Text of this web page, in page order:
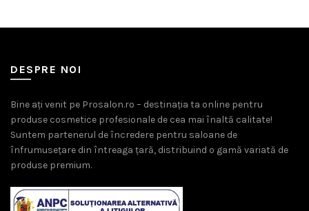
DESPRE NOI
Bine ați venit pe Prosalon.ro – destinația ta online pentru
produse cosmetice profesionale de cea mai înaltă calitate!
Suntem partenerul de încredere pentru saloane de
înfrumusețare din întreaga țară, distribuind o gamă variată de
produse premium.